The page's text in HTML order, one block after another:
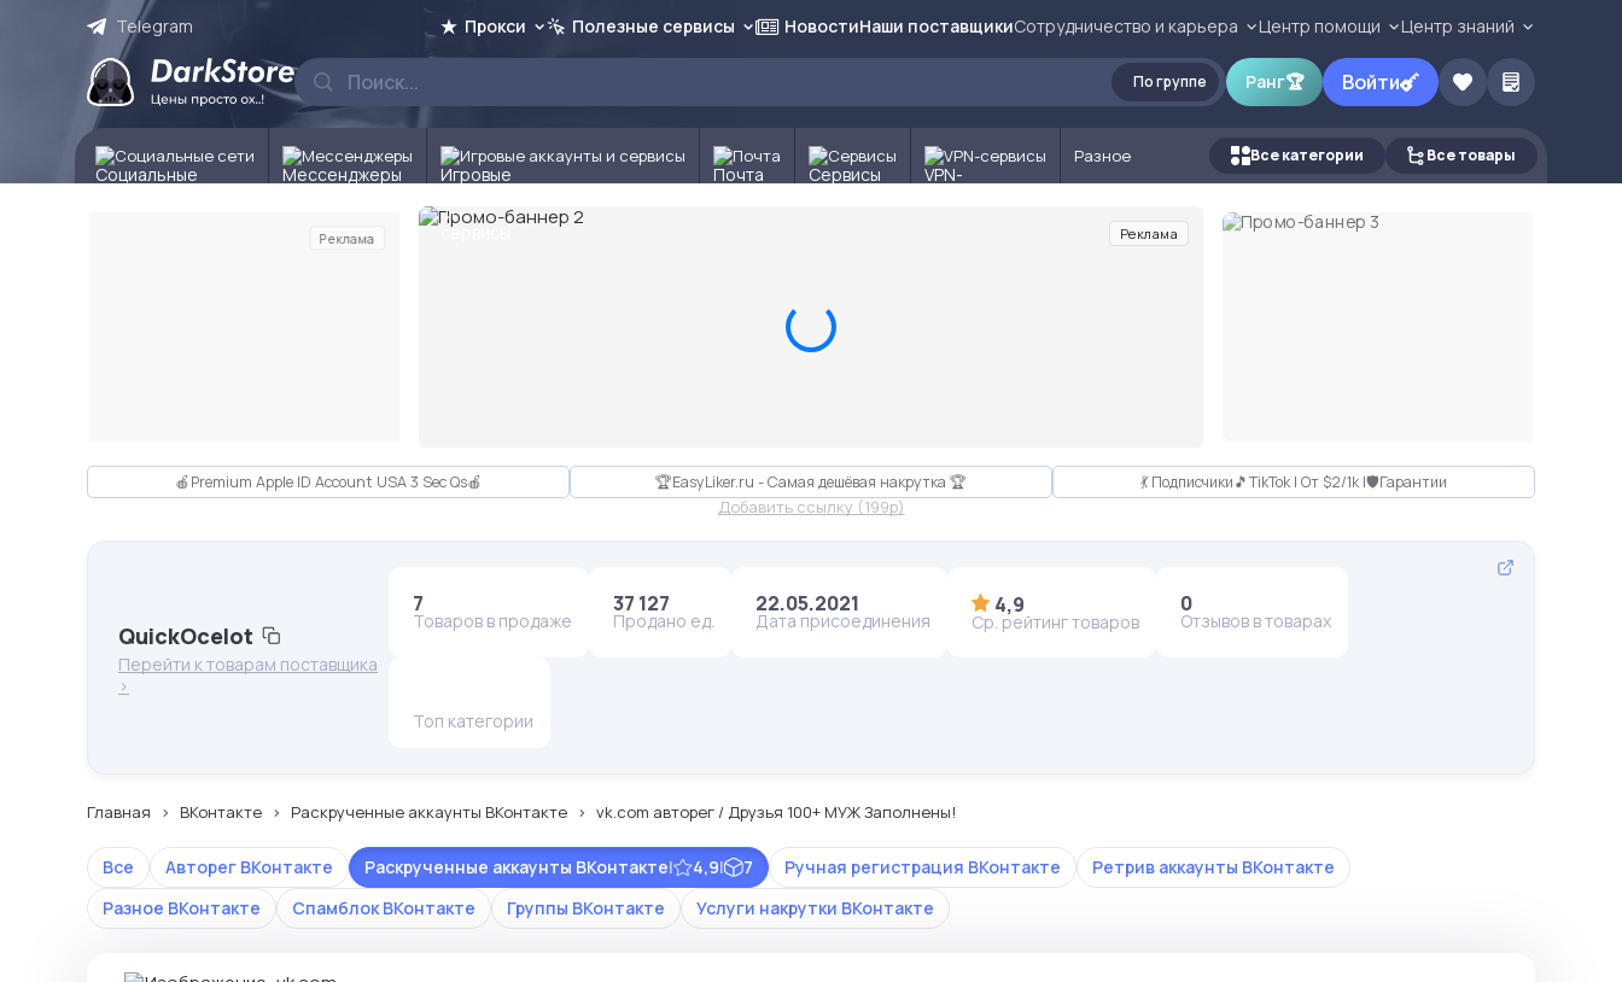
Telegram Прокси Полезные сервисы НовостиНаши поставщикиСотрудничество и карьера Центр помощи Центр знаний
По группе Ранг🏆 Войти
Социальные сети Мессенджеры Игровые аккаунты и сервисы Почта Сервисы VPN-сервисы Разное Все категории Все товары
Реклама Реклама
🍎Premium Apple ID Account USA 3 Sec Qs🍎 🏆EasyLiker.ru - Самая дешёвая накрутка 🏆 💃 Подписчики🎵TikTok | От $2/1k |🛡Гарантии
Добавить ссылку (199p)
QuickOcelot
Перейти к товарам поставщика
>
7
Товаров в продаже
37 127
Продано ед.
22.05.2021
Дата присоединения
4,9
Ср. рейтинг товаров
0
Отзывов в товарах
Топ категории
Главная ВКонтакте Раскрученные аккаунты ВКонтакте vk.com авторег / Друзья 100+ МУЖ Заполнены!
Все Авторег ВКонтакте Раскрученные аккаунты ВКонтакте| 4,9| 7 Ручная регистрация ВКонтакте
Ретрив аккаунты ВКонтакте
Разное ВКонтакте
Спамблок ВКонтакте Группы ВКонтакте Услуги накрутки ВКонтакте